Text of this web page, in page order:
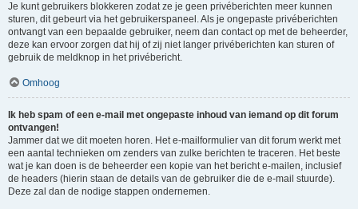
Je kunt gebruikers blokkeren zodat ze je geen privéberichten meer kunnen
sturen, dit gebeurt via het gebruikerspaneel. Als je ongepaste privéberichten
ontvangt van een bepaalde gebruiker, neem dan contact op met de beheerder,
deze kan ervoor zorgen dat hij of zij niet langer privéberichten kan sturen of
gebruik de meldknop in het privébericht.
Omhoog
Ik heb spam of een e-mail met ongepaste inhoud van iemand op dit forum
ontvangen!
Jammer dat we dit moeten horen. Het e-mailformulier van dit forum werkt met
een aantal technieken om zenders van zulke berichten te traceren. Het beste
wat je kan doen is de beheerder een kopie van het bericht e-mailen, inclusief
de headers (hierin staan de details van de gebruiker die de e-mail stuurde).
Deze zal dan de nodige stappen ondernemen.